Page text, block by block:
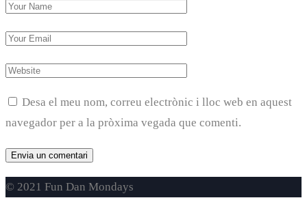
Desa el meu nom, correu electrònic i lloc web en aquest
navegador per a la pròxima vegada que comenti.
© 2021 Fun Dan Mondays